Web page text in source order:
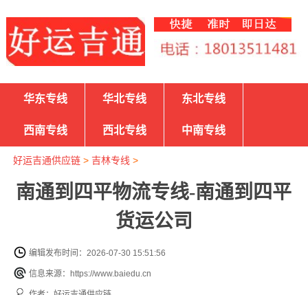
华东专线 华北专线 东北专线
西南专线 西北专线 中南专线
好运吉通供应链> 吉林专线 >
南通到四平物流专线-南通到四平
货运公司
编辑发布时间：2026-07-30 15:51:56
信息来源：https://www.baiedu.cn